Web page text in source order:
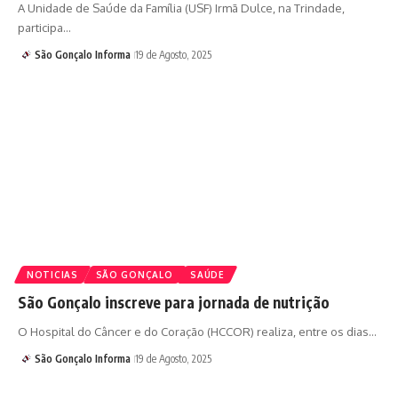
A Unidade de Saúde da Família (USF) Irmã Dulce, na Trindade,
participa…
São Gonçalo Informa 19 de Agosto, 2025
NOTICIAS SÃO GONÇALO SAÚDE
São Gonçalo inscreve para jornada de nutrição
O Hospital do Câncer e do Coração (HCCOR) realiza, entre os dias…
São Gonçalo Informa 19 de Agosto, 2025